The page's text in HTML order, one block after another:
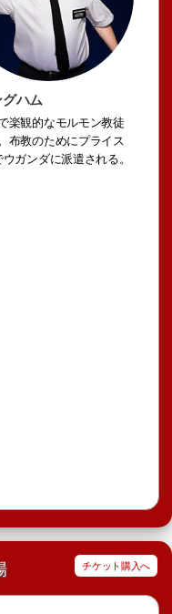
グハム
楽観的なモルモン教徒
布教のためにプライス
ウガンダに派遣される。
チケット購入へ